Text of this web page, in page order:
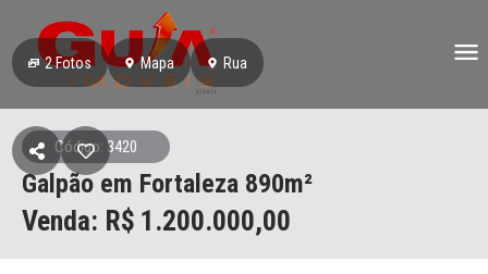
2Fotos Mapa Rua
Código: 3420
Galpão em Fortaleza 890m²
Venda: R$ 1.200.000,00